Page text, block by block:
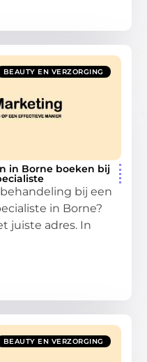
BEAUTY EN VERZORGING
in Borne boeken bij
bij een
in Borne?
juiste adres. In
BEAUTY EN VERZORGING